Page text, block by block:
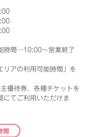
時間…10:00～営業終了
アの利用可能時間」を
優待券、各種チケットを
にてご利用いただけま
間